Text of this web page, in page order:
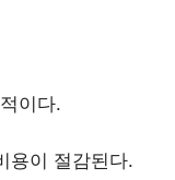
이다.
용이 절감된다.